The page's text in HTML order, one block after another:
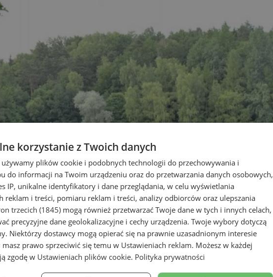
korzystanie z Twoich danych
plików cookie i podobnych technologii do przechowywania i
do informacji na Twoim urządzeniu oraz do przetwarzania danych osobowych,
IP, unikalne identyfikatory i dane przeglądania, w celu wyświetlania
reklam i treści, pomiaru reklam i treści, analizy odbiorców oraz ulepszania
trzecich (1845) mogą również przetwarzać Twoje dane w tych i innych celach,
precyzyjne dane geolokalizacyjne i cechy urządzenia. Twoje wybory dotyczą
Niektórzy dostawcy mogą opierać się na prawnie uzasadnionym interesie
masz prawo sprzeciwić się temu w Ustawieniach reklam. Możesz w każdej
zgodę w Ustawieniach plików cookie. Polityka prywatności